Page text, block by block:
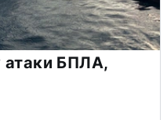
атаки БПЛА,